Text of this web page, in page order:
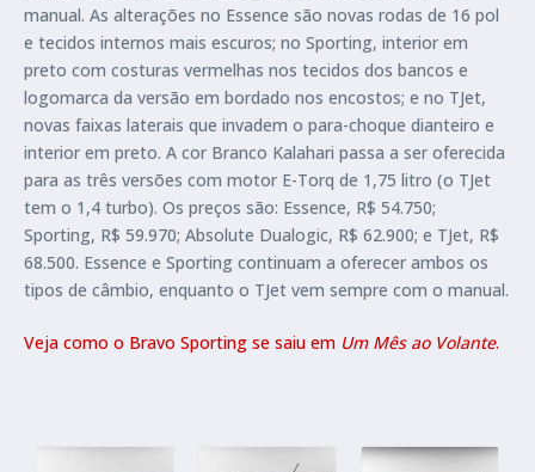
manual. As alterações no Essence são novas rodas de 16 pol
e tecidos internos mais escuros; no Sporting, interior em
preto com costuras vermelhas nos tecidos dos bancos e
logomarca da versão em bordado nos encostos; e no TJet,
novas faixas laterais que invadem o para-choque dianteiro e
interior em preto. A cor Branco Kalahari passa a ser oferecida
para as três versões com motor E-Torq de 1,75 litro (o TJet
tem o 1,4 turbo). Os preços são: Essence, R$ 54.750;
Sporting, R$ 59.970; Absolute Dualogic, R$ 62.900; e TJet, R$
68.500. Essence e Sporting continuam a oferecer ambos os
tipos de câmbio, enquanto o TJet vem sempre com o manual.
Veja como o Bravo Sporting se saiu em Um Mês ao Volante.